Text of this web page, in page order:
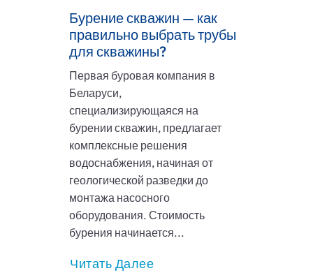
Бурение скважин — как
правильно выбрать трубы
для скважины?
Первая буровая компания в
Беларуси,
специализирующаяся на
бурении скважин, предлагает
комплексные решения
водоснабжения, начиная от
геологической разведки до
монтажа насосного
оборудования. Стоимость
бурения начинается...
Читать Далее